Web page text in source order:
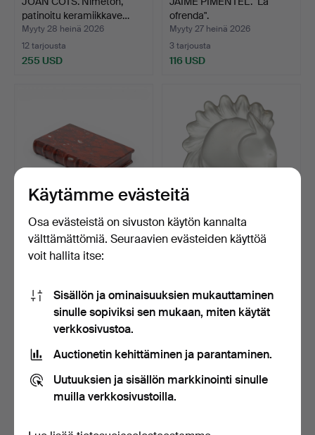
patinoitu keramiikkave…
Myyty 28 heinä 2026
12 tarjousta
255 USD
ofrenda".
Myyty 27 heinä 2026
3 tarjousta
116 USD
Kirja "rosso antico" -
marmoria, todennäköi…
93 USD
Hevonen kristallia.
70 USD
Käytämme evästeitä
Osa evästeistä on sivuston käytön kannalta
välttämättömiä. Seuraavien evästeiden käyttöä
voit hallita itse:
Sisällön ja ominaisuuksien mukauttaminen
sinulle sopiviksi sen mukaan, miten käytät
verkkosivustoa.
Auctionetin kehittäminen ja parantaminen.
Uutuuksien ja sisällön markkinointi sinulle
muilla verkkosivustoilla.